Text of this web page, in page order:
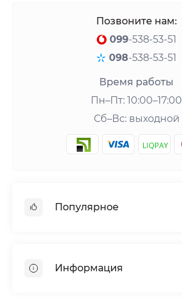
Позвоните нам:
099-538-53-51
098-538-53-51
Время работы
Пн–Пт: 10:00–17:00
Сб–Вс: выходной
Популярное
Гейнеры
Информация